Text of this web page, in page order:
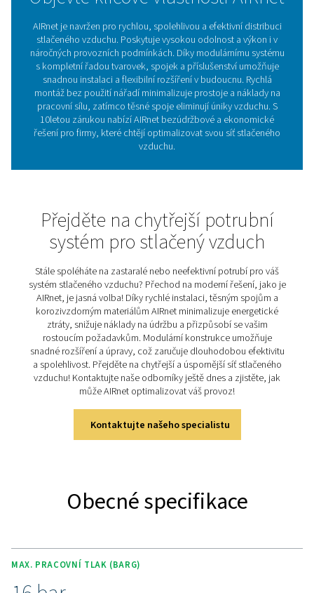
S důrazem na dlouhodobou efektivitu minimalizuje
energetické ztráty a provozní náklady, zatímco jeho
bezúdržbový systém je navržen pro maximální
10leté záruce poskytuje jistotu a chytrou investici pro
síť stlačeného vzduchu. Ať už modernizujete stávající
nebo instalujete nový, AIRnet nabízí efektivní, vysoce
přizpůsobitelné řešení šité na míru vašim potřebám.
Potrubí pro stlačený
Základní pilíř vašeho
Potrubí pro stlačený vzduch je klíčové pro spolehlivou
vzduchu do nástrojů, strojů a průmyslových
navržený systém minimalizuje tlakové ztráty, snižuje
ztráty a zajišťuje plynulý provoz. AIRnet nabízí odolné
instalovatelné řešení, které optimalizuje distribuci
vzduchu. Díky 10leté záruce, korozivzdorným
modulární konstrukci poskytuje těsný, efektivní a
potrubní systém pro jakoukoli aplikaci.
AIRnet je navržen pro rychlou, spolehlivou a efektivní
náročných provozních podmínkách. Díky modulárnímu
s kompletní řadou tvarovek, spojek a příslušenství